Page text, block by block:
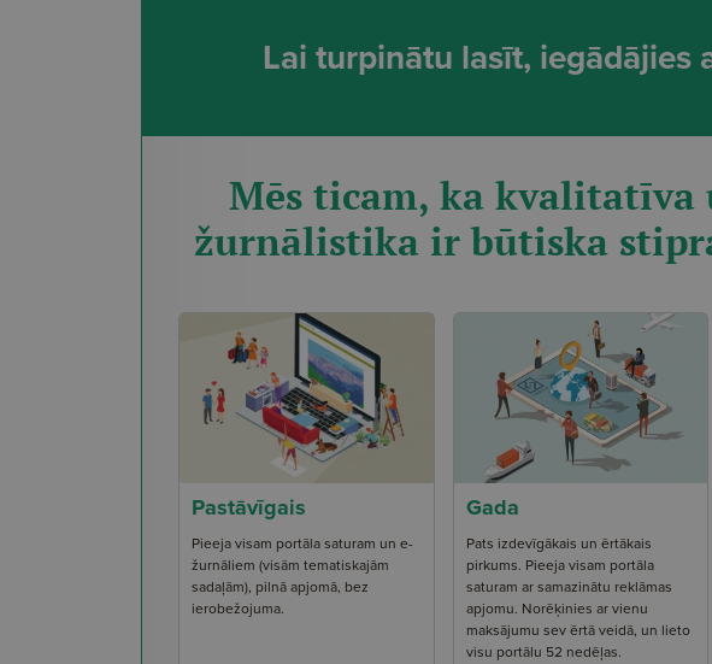
Lai turpinātu lasīt, iegādājies
Mēs ticam, ka
žurnālistika ir būtiska
Pastāvīgais
Pieeja visam portāla saturam un e-
žurnāliem (visām tematiskajām
sadaļām), pilnā apjomā, bez
ierobežojuma.
Gada
Pats izdevīgākais un ērtākais
pirkums. Pieeja visam portāla
saturam ar samazinātu reklāmas
apjomu. Norēķinies ar vienu
maksājumu sev ērtā veidā, un lieto
visu portālu 52 nedēļas.